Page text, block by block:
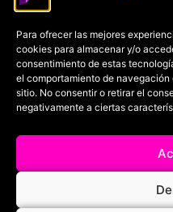
Para ofrecer las mejores
cookies para almacenar y/o
consentimiento de estas
el comportamiento de
sitio. No consentir o retirar el
negativamente a ciertas
Política
Términos
Política
© All